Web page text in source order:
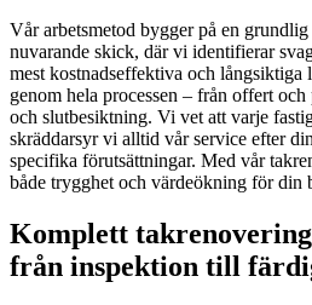
Vår arbetsmetod bygger på en
nuvarande skick, där vi identifierar
mest kostnadseffektiva och
genom hela processen – från offert
och slutbesiktning. Vi vet att varje
skräddarsyr vi alltid vår service efter
specifika förutsättningar. Med vår
både trygghet och värdeökning för din
Komplett
från inspektion till